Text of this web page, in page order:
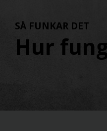
SÅ FUNKAR DET
Hur